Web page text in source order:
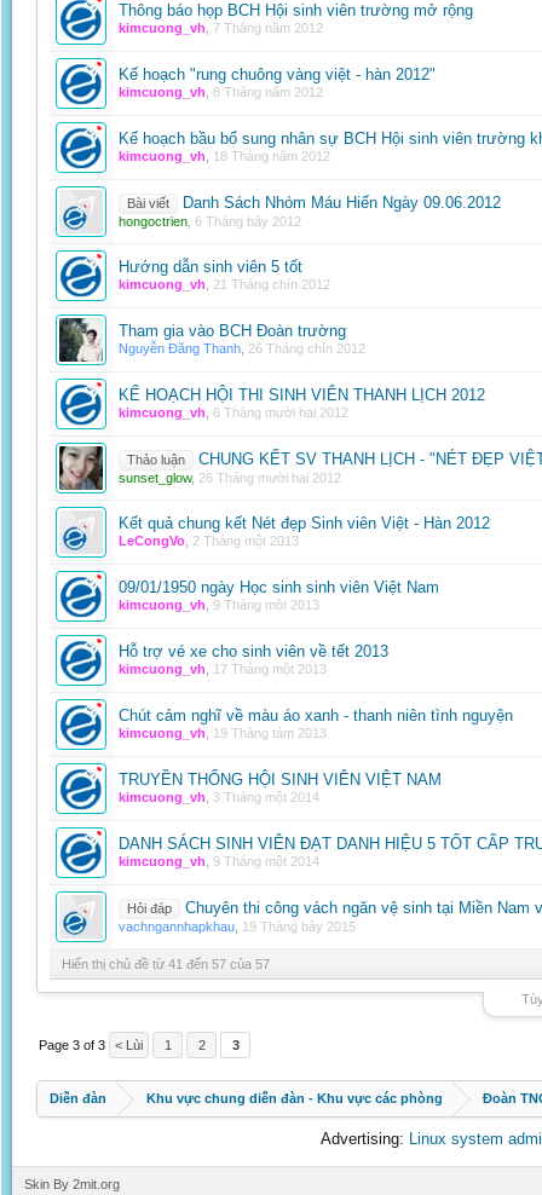
Thông báo họp BCH Hội sinh viên trường mở rộng
kimcuong_vh 7 Tháng năm 2012
Kế hoạch "rung chuông vàng việt - hàn 2012"
kimcuong_vh 8 Tháng năm 2012
Kế hoạch bầu bổ sung nhân sự BCH Hội sinh viên trường
kimcuong_vh 18 Tháng năm 2012
Bài viết Danh Sách Nhóm Máu Hiến Ngày 09.06.2012
hongoctrien 6 Tháng bảy 2012
Hướng dẫn sinh viên 5 tốt
kimcuong_vh 21 Tháng chín 2012
Tham gia vào BCH Đoàn trường
Nguyễn Đăng Thanh 26 Tháng chín 2012
KẾ HOẠCH HỘI THI SINH VIÊN THANH LỊCH 2012
kimcuong_vh 6 Tháng mười hai 2012
Thảo luận CHUNG KẾT SV THANH LỊCH - "NÉT ĐẸP
sunset_glow, 26 Tháng mười hai 2012
Kết quả chung kết Nét đẹp Sinh viên Việt - Hàn 2012
LeCongVo 2 Tháng một 2013
09/01/1950 ngày Học sinh sinh viên Việt Nam
kimcuong_vh 9 Tháng một 2013
Hỗ trợ vé xe cho sinh viên về tết 2013
kimcuong_vh 17 Tháng một 2013
Chút cảm nghĩ về màu áo xanh - thanh niên tình nguyện
kimcuong_vh 19 Tháng tám 2013
TRUYỀN THỐNG HỘI SINH VIÊN VIỆT NAM
kimcuong_vh 3 Tháng một 2014
DANH SÁCH SINH VIÊN ĐẠT DANH HIỆU 5 TỐT CẤP
kimcuong_vh 9 Tháng một 2014
Hỏi đáp Chuyên thi công vách ngăn vệ sinh tại Miền Nam
vachngannhapkhau 19 Tháng bảy 2015
Hiển thị chủ đề từ 41 đến 57 của 57
Page 3 of 3 < Lùi 1 2 3
Diễn đàn Khu vực chung diễn đàn - Khu vực các phòng Đoàn
Advertising: Linux system
Skin By 2mit.org